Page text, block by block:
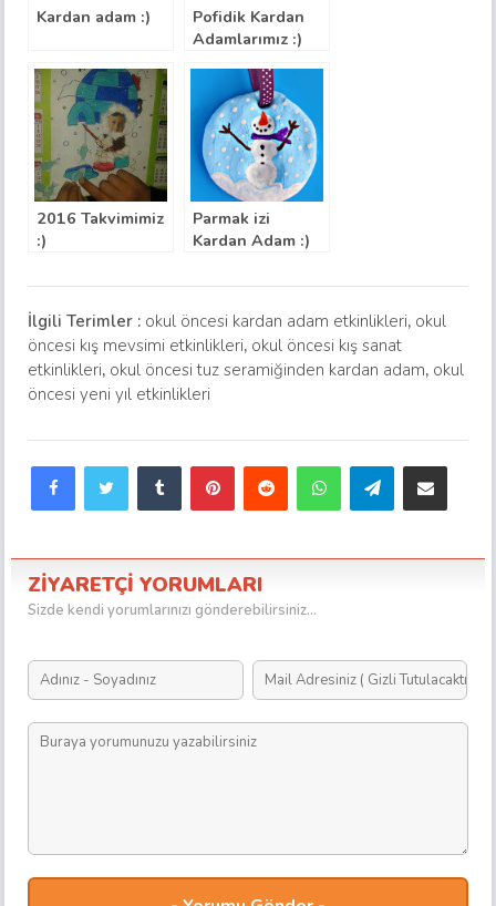
Kardan adam :)
Pofidik Kardan
Adamlarımız :)
2016 Takvimimiz
:)
Parmak izi
Kardan Adam :)
İlgili Terimler : okul öncesi kardan adam etkinlikleri, okul
öncesi kış mevsimi etkinlikleri, okul öncesi kış sanat
etkinlikleri, okul öncesi tuz seramiğinden kardan adam, okul
öncesi yeni yıl etkinlikleri
FacebookTwitter Tumblr PinterestReddit WhatsAppTelegram
ZİYARETÇİ YORUMLARI
Sizde kendi yorumlarınızı gönderebilirsiniz...